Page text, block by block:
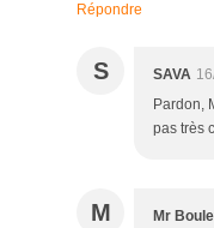
Répondre
S SAVA
Pardon,
pas très
M Mr